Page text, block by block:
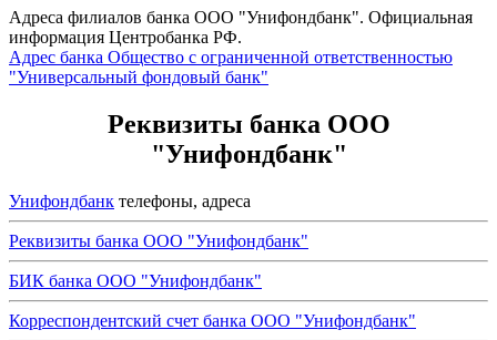
Адреса филиалов банка ООО "Унифондбанк". Официальная
информация Центробанка РФ.
Адрес банка Общество с ограниченной ответственностью
"Универсальный фондовый банк"
Реквизиты банка ООО
"Унифондбанк"
Унифондбанк телефоны, адреса
Реквизиты банка ООО "Унифондбанк"
БИК банка ООО "Унифондбанк"
Корреспондентский счет банка ООО "Унифондбанк"